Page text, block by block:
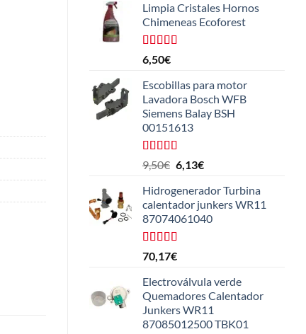
Limpia Cristales Hornos
Chimeneas Ecoforest
Valorado
con
de 5
6,50€
Escobillas para motor
Lavadora Bosch WFB
Siemens Balay BSH
00151613
Valorado
con
de
5
9,50€ El
original
era:
9,50€.
6,13€El
actual
es:
6,13€.
Hidrogenerador Turbina
calentador junkers WR11
87074061040
Valorado
con
5
70,17€
Electroválvula verde
Quemadores Calentador
Junkers WR11
87085012500 TBK01